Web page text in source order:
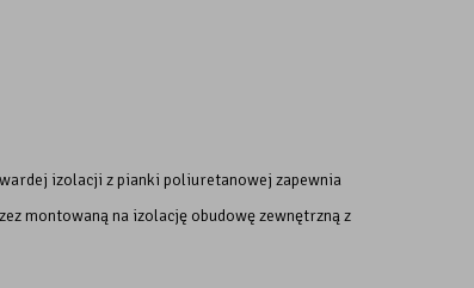
izolacji z pianki poliuretanowej zapewnia
montowaną na izolację obudowę zewnętrzną z